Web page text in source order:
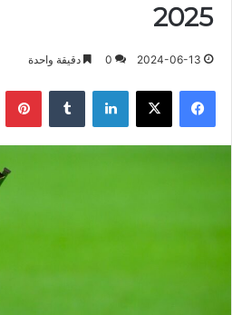
2025
2024-06-13
0 دقيقة واحدة
فيسبوك X لينكدإن